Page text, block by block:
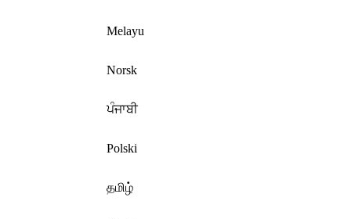
Melayu
Norsk
ਪੰਜਾਬੀ
Polski
தமிழ்